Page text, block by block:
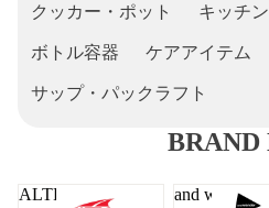
クッカー・ポット キッチ
ボトル容器 ケアアイテム
サップ・パックラフト
BRAND
ALTRA and wander